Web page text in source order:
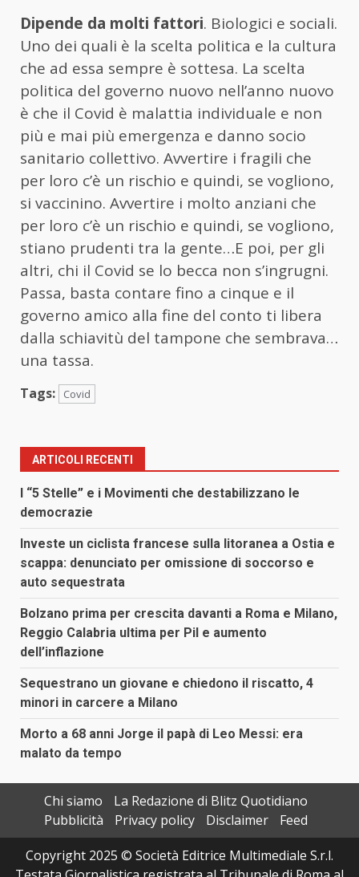
Dipende da molti fattori. Biologici e sociali.
Uno dei quali è la scelta politica e la cultura
che ad essa sempre è sottesa. La scelta
politica del governo nuovo nell’anno nuovo
è che il Covid è malattia individuale e non
più e mai più emergenza e danno socio
sanitario collettivo. Avvertire i fragili che
per loro c’è un rischio e quindi, se vogliono,
si vaccinino. Avvertire i molto anziani che
per loro c’è un rischio e quindi, se vogliono,
stiano prudenti tra la gente…E poi, per gli
altri, chi il Covid se lo becca non s’ingrugni.
Passa, basta contare fino a cinque e il
governo amico alla fine del conto ti libera
dalla schiavitù del tampone che sembrava…
una tassa.
Tags: Covid
ARTICOLI RECENTI
I “5 Stelle” e i Movimenti che destabilizzano le
democrazie
Investe un ciclista francese sulla litoranea a Ostia e
scappa: denunciato per omissione di soccorso e
auto sequestrata
Bolzano prima per crescita davanti a Roma e Milano,
Reggio Calabria ultima per Pil e aumento
dell’inflazione
Sequestrano un giovane e chiedono il riscatto, 4
minori in carcere a Milano
Morto a 68 anni Jorge il papà di Leo Messi: era
malato da tempo
Chi siamo
La Redazione di Blitz Quotidiano
Pubblicità
Privacy policy Disclaimer
Feed
Copyright 2025 © Società Editrice Multimediale S.r.l.